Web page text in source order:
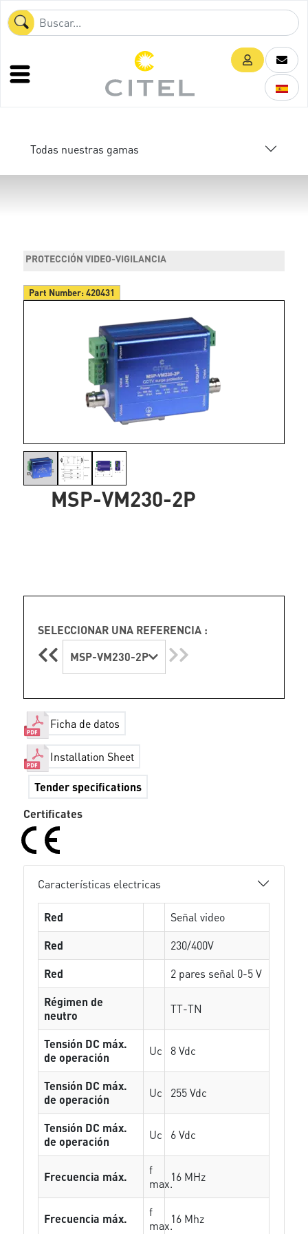
Todas nuestras gamas
PROTECCIÓN VIDEO-VIGILANCIA
Part Number:420431
MSP-VM230-2P
SELECCIONAR UNA REFERENCIA :
MSP-VM230-2P
Ficha de datos
Installation Sheet
Tender specifications
Certificates
Características electricas
Red
Señal video
Red
230/400V
Red
2 pares señal 0-5 V
Régimen de
neutro
TT-TN
Tensión DC máx.
de operación
Uc 8 Vdc
Tensión DC máx.
de operación
Uc 255 Vdc
Tensión DC máx.
de operación
Uc 6 Vdc
Frecuencia máx.
f
max.16 MHz
Frecuencia máx.
f
max.16 Mhz